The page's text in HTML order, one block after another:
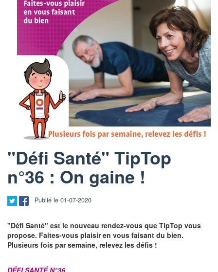
"Défi Santé" TipTop
n°36 : On gaine !
Publié le 01-07-2020
"Défi Santé" est le nouveau rendez-vous que TipTop vous
propose. Faites-vous plaisir en vous faisant du bien.
Plusieurs fois par semaine, relevez les défis !
DÉFI SANTÉ N°36